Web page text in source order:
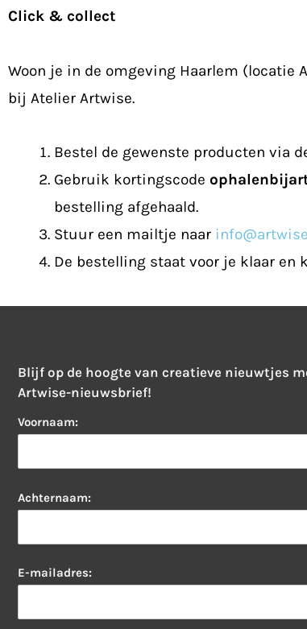
Click & collect
Woon je in de omgeving Haarlem (locatie
bij Atelier Artwise.
Bestel de gewenste producten via
Gebruik kortingscode
bestelling afgehaald.
Stuur een mailtje naar
De bestelling staat voor je klaar en
Blijf op de hoogte van creatieve nieuwtjes
Artwise-nieuwsbrief!
Voornaam:
Achternaam:
E-mailadres: